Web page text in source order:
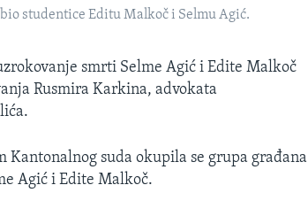
studentice Editu Malkoč i Selmu Agić.
smrti Selme Agić i Edite Malkoč
Rusmira Karkina, advokata
Kantonalnog suda okupila se grupa građana
Agić i Edite Malkoč.